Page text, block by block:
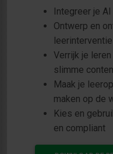
Integreer je
Ontwerp en
Verrijk je
slimme
Maak je
maken op de
Kies en
en compliant